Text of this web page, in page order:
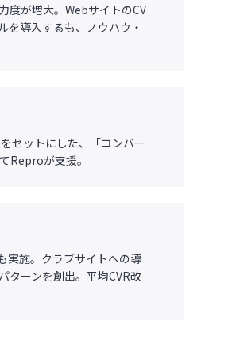
度が増大。WebサイトのCV
を導入するも、ノウハウ・
セットにした、「コンバー
Reproが支援。
実施。クラブサイトへの導
ターンを創出。平均CVR改